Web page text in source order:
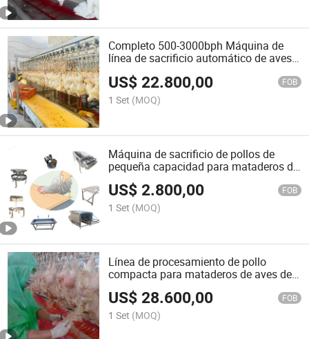
Completo 500-3000bph Máquina de
línea de sacrificio automático de aves
US$22.800,00 FOB
1 Set (MOQ)
Máquina de sacrificio de pollos de
pequeña capacidad para mataderos de
aves de corral a buen precio
US$2.800,00 FOB
1 Set (MOQ)
Línea de procesamiento de pollo
compacta para mataderos de aves de
corral halal de completo automatismo
US$28.600,00 FOB
1 Set (MOQ)